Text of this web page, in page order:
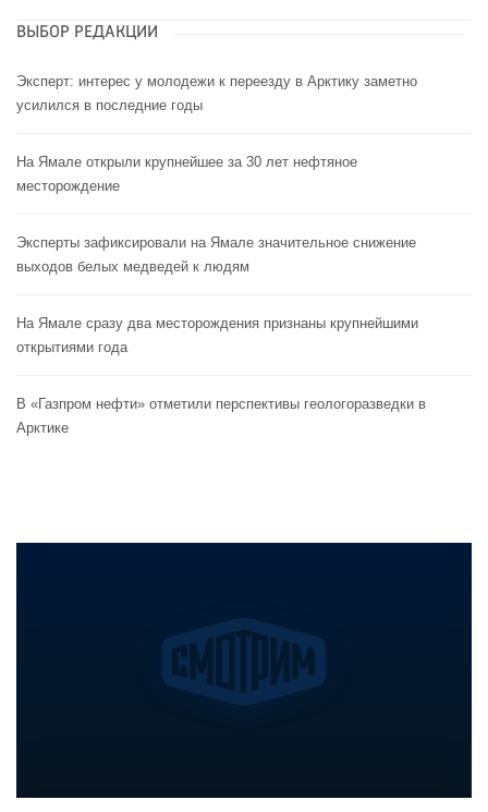
ВЫБОР РЕДАКЦИИ
Эксперт: интерес у молодежи к переезду в Арктику заметно
усилился в последние годы
На Ямале открыли крупнейшее за 30 лет нефтяное
месторождение
Эксперты зафиксировали на Ямале значительное снижение
выходов белых медведей к людям
На Ямале сразу два месторождения признаны крупнейшими
открытиями года
В «Газпром нефти» отметили перспективы геологоразведки в
Арктике